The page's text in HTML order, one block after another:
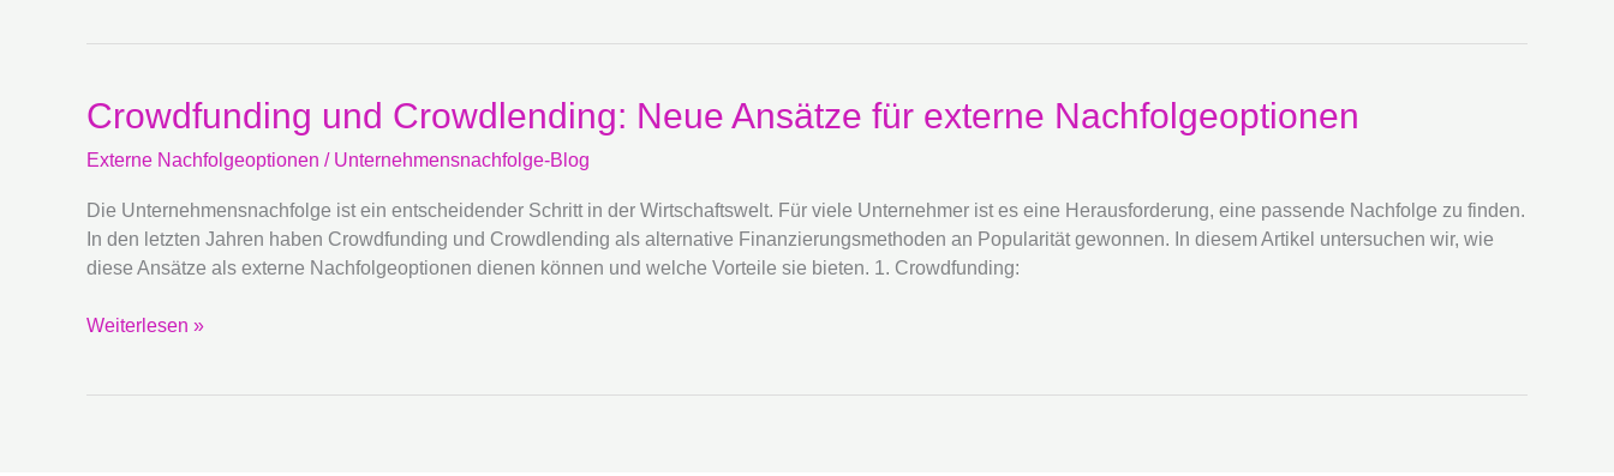
Crowdfunding und Crowdlending: Neue Ansätze für externe Nachfolgeoptionen
Externe Nachfolgeoptionen / Unternehmensnachfolge-Blog
Die Unternehmensnachfolge ist ein entscheidender Schritt in der Wirtschaftswelt. Für viele Unternehmer ist es eine Herausforderung, eine passende Nachfolge zu finden.
In den letzten Jahren haben Crowdfunding und Crowdlending als alternative Finanzierungsmethoden an Popularität gewonnen. In diesem Artikel untersuchen wir, wie
diese Ansätze als externe Nachfolgeoptionen dienen können und welche Vorteile sie bieten. 1. Crowdfunding:
Crowdfunding
und
Crowdlending:
Ansätze
für
externe
Weiterlesen »